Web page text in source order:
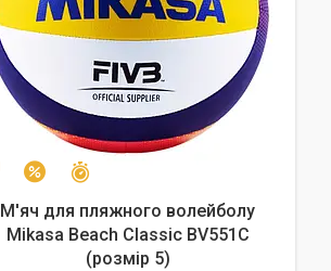
Топ –26%
М'яч для пляжного волейболу
Mikasa Beach Classic BV551C
(розмір 5)